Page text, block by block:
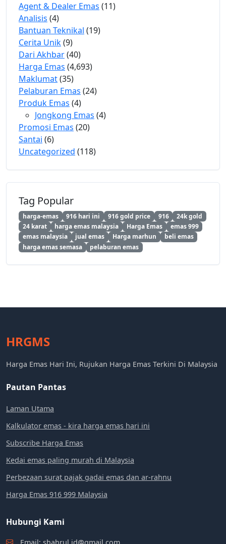
Agent & Dealer Emas (11)
Analisis (4)
Bantuan Teknikal (19)
Cerita Unik(9)
Dari Akhbar(40)
Harga Emas (4,693)
Maklumat(35)
Pelaburan Emas (24)
Produk Emas (4)
Jongkong Emas (4)
Promosi Emas (20)
Santai (6)
Uncategorized (118)
Tag Popular
harga-emas 916 hari ini 916 gold price 916
24k gold
24 karat
harga emas malaysia Harga Emas
emas 999
emas malaysia
jual emas Harga marhun
beli emas
harga emas semasa
pelaburan emas
HRGMS
Harga Emas Hari Ini, Rujukan Harga Emas Terkini Di Malaysia
Pautan Pantas
Laman Utama
Kalkulator emas - kira harga emas hari ini
Subscribe Harga Emas
Kedai emas paling murah di Malaysia
Perbezaan surat pajak gadai emas dan ar-rahnu
Harga Emas 916 999 Malaysia
Hubungi Kami